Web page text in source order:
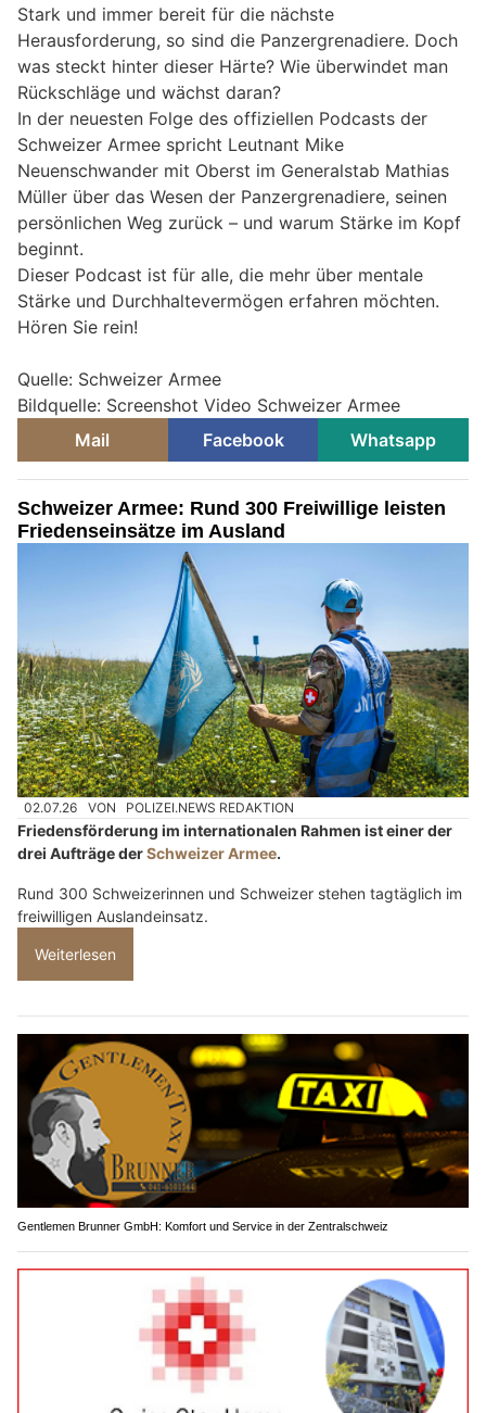
Stark und immer bereit für die nächste
Herausforderung, so sind die Panzergrenadiere. Doch
was steckt hinter dieser Härte? Wie überwindet man
Rückschläge und wächst daran?
In der neuesten Folge des offiziellen Podcasts der
Schweizer Armee spricht Leutnant Mike
Neuenschwander mit Oberst im Generalstab Mathias
Müller über das Wesen der Panzergrenadiere, seinen
persönlichen Weg zurück – und warum Stärke im Kopf
beginnt.
Dieser Podcast ist für alle, die mehr über mentale
Stärke und Durchhaltevermögen erfahren möchten.
Hören Sie rein!
Quelle: Schweizer Armee
Bildquelle: Screenshot Video Schweizer Armee
Mail
Facebook Whatsapp
Schweizer Armee: Rund 300 Freiwillige leisten
Friedenseinsätze im Ausland
02.07.26 VON POLIZEI.NEWS REDAKTION
Friedensförderung im internationalen Rahmen ist einer der
drei Aufträge derSchweizer Armee.
Rund 300 Schweizerinnen und Schweizer stehen tagtäglich im
freiwilligen Auslandeinsatz.
Weiterlesen
Gentlemen Brunner GmbH: Komfort und Service in der Zentralschweiz